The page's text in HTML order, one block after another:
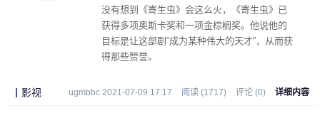
没有想到《寄生虫》会这么火，《寄生虫》已
获得多项奥斯卡奖和一项金棕榈奖。他说他的
目标是让这部剧“成为某种伟大的天才”，从而获
得那些赞誉。
影视 ugmbbc 2021-07-09 17:17 阅读 (1717) 评论 (0) 详细内容